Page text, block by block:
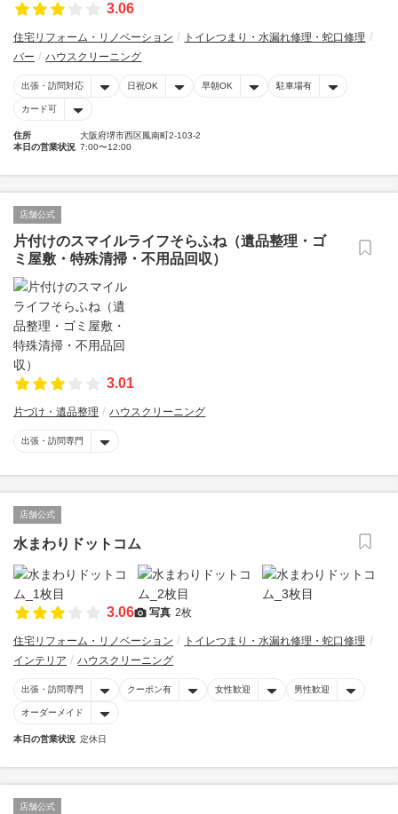
3.06
住宅リフォーム・リノベーション
トイレつまり・水漏れ修理・蛇口修理
バー
ハウスクリーニング
出張・訪問対応 日祝OK 早朝OK 駐車場有
カード可
住所
大阪府堺市西区鳳南町2-103-2
本日の営業状況 7:00〜12:00
店舗公式
片付けのスマイルライフそらふね（遺品整理・ゴ
ミ屋敷・特殊清掃・不用品回収）
3.01
片づけ・遺品整理 ハウスクリーニング
出張・訪問専門
店舗公式
水まわりドットコム
3.06 写真 2枚
住宅リフォーム・リノベーション
トイレつまり・水漏れ修理・蛇口修理
インテリア
ハウスクリーニング
出張・訪問専門 クーポン有 女性歓迎 男性歓迎
オーダーメイド
本日の営業状況 定休日
店舗公式